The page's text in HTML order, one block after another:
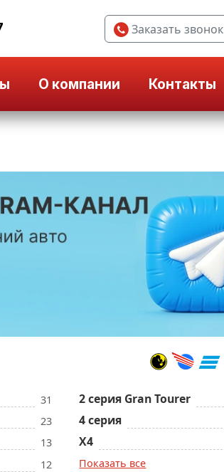
Заказать звонок
О компании Контакты
31
23
13
12
2 серия Gran Tourer
4 серия
X4
Показать все